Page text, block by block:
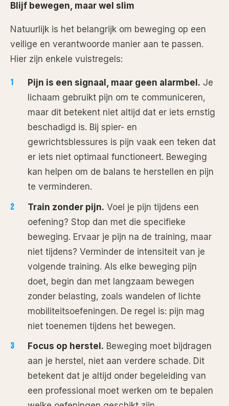
Blijf bewegen, maar wel slim
Natuurlijk is het belangrijk om beweging op een
veilige en verantwoorde manier aan te passen.
Hier zijn enkele vuistregels:
Pijn is een signaal, maar geen alarmbel. Je
lichaam gebruikt pijn om te communiceren,
maar dit betekent niet altijd dat er iets ernstig
beschadigd is. Bij spier- en
gewrichtsblessures is pijn vaak een teken dat
er iets niet optimaal functioneert. Beweging
kan helpen om de balans te herstellen en pijn
te verminderen.
Train zonder pijn. Voel je pijn tijdens een
oefening? Stop dan met die specifieke
beweging. Ervaar je pijn na de training, maar
niet tijdens? Verminder de intensiteit van je
volgende training. Als elke beweging pijn
doet, begin dan met langzaam bewegen
zonder belasting, zoals wandelen of lichte
mobiliteitsoefeningen. De regel is: pijn mag
niet toenemen tijdens het bewegen.
Focus op herstel. Beweging moet bijdragen
aan je herstel, niet aan verdere schade. Dit
betekent dat je altijd onder begeleiding van
een professional moet werken om te bepalen